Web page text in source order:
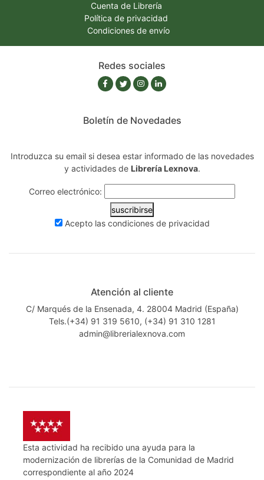
Cuenta de Librería
Política de privacidad
Condiciones de envío
Redes sociales
Boletín de Novedades
Introduzca su email si desea estar informado de las novedades
y actividades de Librería Lexnova.
Correo electrónico:
suscribirse
Acepto las condiciones de privacidad
Atención al cliente
C/ Marqués de la Ensenada, 4. 28004 Madrid (España)
Tels.(+34) 91 319 5610, (+34) 91 310 1281
admin@librerialexnova.com
Esta actividad ha recibido una ayuda para la
modernización de librerías de la Comunidad de Madrid
correspondiente al año 2024